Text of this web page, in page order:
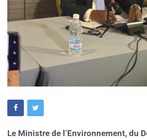
Le Ministre de l’Environnement, du